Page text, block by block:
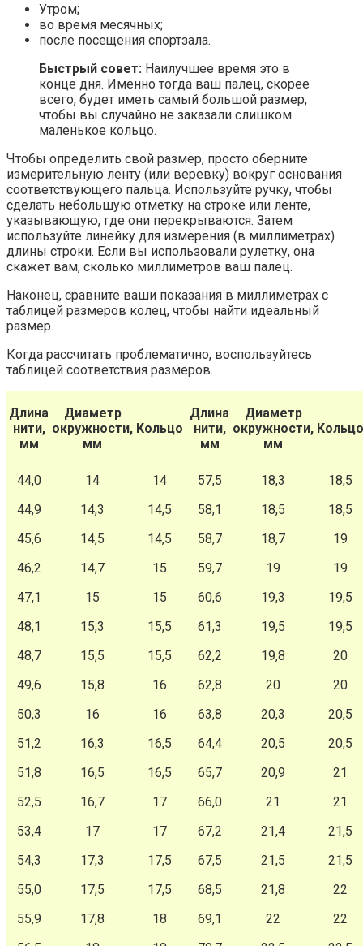
Утром;
во время месячных;
после посещения спортзала.
Быстрый совет: Наилучшее время это в
конце дня. Именно тогда ваш палец, скорее
всего, будет иметь самый большой размер,
чтобы вы случайно не заказали слишком
маленькое кольцо.
Чтобы определить свой размер, просто оберните
измерительную ленту (или веревку) вокруг основания
соответствующего пальца. Используйте ручку, чтобы
сделать небольшую отметку на строке или ленте,
указывающую, где они перекрываются. Затем
используйте линейку для измерения (в миллиметрах)
длины строки. Если вы использовали рулетку, она
скажет вам, сколько миллиметров ваш палец.
Наконец, сравните ваши показания в миллиметрах с
таблицей размеров колец, чтобы найти идеальный
размер.
Когда рассчитать проблематично, воспользуйтесь
таблицей соответствия размеров.
Длина
нити,
мм
Диаметр
окружности,
мм
Кольцо
Длина
нити,
мм
Диаметр
окружности,
мм
Кольцо
44,0 14 14 57,5 18,3
18,5
44,9
14,3 14,5 58,1 18,5
18,5
45,6
14,5 14,5 58,7 18,7
19
46,2
14,7 15 59,7 19
19
47,1
15 15 60,6 19,3
19,5
48,1
15,3 15,5 61,3 19,5
19,5
48,7
15,5 15,5 62,2 19,8
20
49,6
15,8 16 62,8 20
20
50,3
16 16 63,8 20,3
20,5
51,2
16,3 16,5 64,4 20,5
20,5
51,8
16,5 16,5 65,7 20,9
21
52,5
16,7 17 66,0 21
21
53,4
17 17 67,2 21,4
21,5
54,3
17,3 17,5 67,5 21,5
21,5
55,0
17,5 17,5 68,5 21,8
22
55,9
17,8 18 69,1 22
22